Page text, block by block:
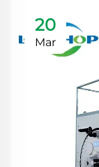
20
Mar